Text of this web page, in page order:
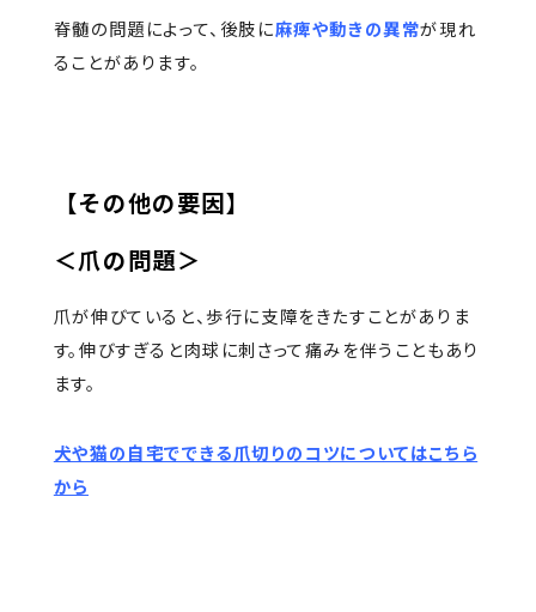
脊髄の問題によって、後肢に麻痺や動きの異常が現れ
ることがあります。
【その他の要因】
＜爪の問題＞
爪が伸びていると、歩行に支障をきたすことがありま
す。伸びすぎると肉球に刺さって痛みを伴うこともあり
ます。
犬や猫の自宅でできる爪切りのコツについてはこちら
から